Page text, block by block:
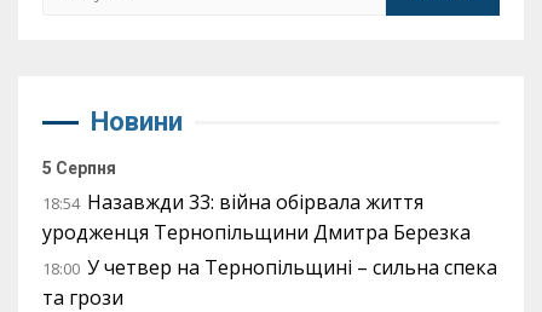
Новини
5 Серпня
18:54 Назавжди 33: війна обірвала життя
уродженця Тернопільщини Дмитра Березка
18:00 У четвер на Тернопільщині – сильна спека
та грози